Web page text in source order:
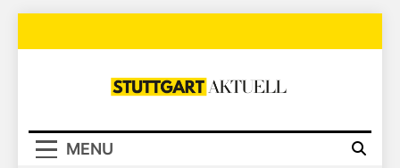
Stuttgart
MENU